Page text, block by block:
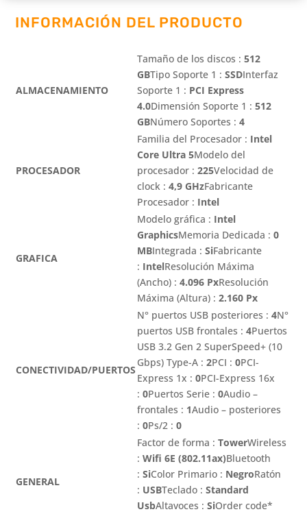
INFORMACIÓN DEL PRODUCTO
ALMACENAMIENTO
Tamaño de los discos :512
GBTipo Soporte 1 :SSDInterfaz
Soporte 1 : PCI Express
4.0Dimensión Soporte 1 :512
GBNúmero Soportes :4
PROCESADOR
Familia del Procesador : Intel
Core Ultra 5Modelo del
procesador :225Velocidad de
clock :4,9 GHzFabricante
Procesador : Intel
GRAFICA
Modelo gráfica : Intel
GraphicsMemoria Dedicada :0
MBIntegrada :SiFabricante
: IntelResolución Máxima
(Ancho) :4.096 PxResolución
Máxima (Altura) :2.160 Px
CONECTIVIDAD/PUERTOS
N° puertos USB posteriores :4N°
puertos USB frontales :4Puertos
USB 3.2 Gen 2 SuperSpeed+ (10
Gbps) Type-A :2PCI :0PCI-
Express 1x :0PCI-Express 16x
:0Puertos Serie :0Audio –
frontales : 1Audio – posteriores
:0Ps/2 :0
GENERAL
Factor de forma :TowerWireless
:Wifi 6E (802.11ax)Bluetooth
:SiColor Primario : NegroRatón
: USBTeclado :Standard
UsbAltavoces :SiOrder code*